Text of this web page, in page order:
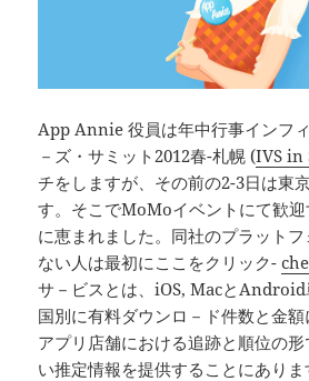
App Annie 役員は年中行事インフ
－ズ・サミット2012春-札幌 (IVS in
チをしますが、その前の2-3日は東
す。そこでMoMoイベントにて歓
に恵まれました。同社のプラット
ない人は最初にここをクリック-
サ－ビスとは、iOS, Macと
国別に有料ダウンロ－ド件数と金
アプリ店舗における追跡と順位の
い推定情報を提供することにあり